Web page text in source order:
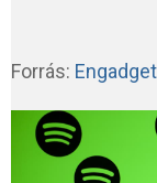
Forrás: